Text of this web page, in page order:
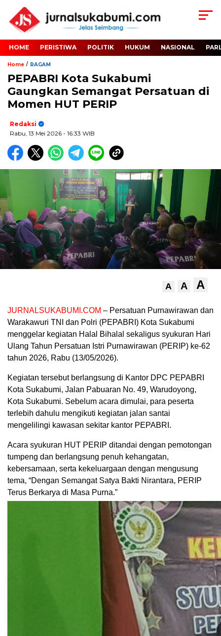
HOME PERISTIWA POLITIK HUKUM NASIONAL
Home / RAGAM
PEPABRI Kota Sukabumi
Gaungkan Semangat Persatuan di
Momen HUT PERIP
Redaksi
Rabu, 13 Mei 2026 - 16:33 WIB
A A A
JURNALSUKABUMI.COM – Persatuan Purnawirawan dan
Warakawuri TNI dan Polri (PEPABRI) Kota Sukabumi
menggelar kegiatan Halal Bihalal sekaligus syukuran Hari
Ulang Tahun Persatuan Istri Purnawirawan (PERIP) ke-62
tahun 2026, Rabu (13/05/2026).
Kegiatan tersebut berlangsung di Kantor DPC PEPABRI
Kota Sukabumi, Jalan Pabuaran No. 49, Warudoyong,
Kota Sukabumi. Sebelum acara dimulai, para peserta
terlebih dahulu mengikuti kegiatan jalan santai
mengelilingi kawasan sekitar kantor PEPABRI.
Acara syukuran HUT PERIP ditandai dengan pemotongan
tumpeng dan berlangsung penuh kehangatan,
kebersamaan, serta kekeluargaan dengan mengusung
tema, “Dengan Semangat Satya Bakti Nirantara, PERIP
Terus Berkarya di Masa Purna.”